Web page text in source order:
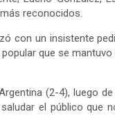
reconocidos.
con un insistente
que se
(2-4), luego
el público que